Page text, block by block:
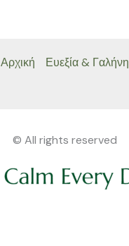
Αρχική Ευεξία & Γαλήνη
© All rights reserved